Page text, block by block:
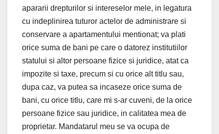
apararii drepturilor si intereselor mele, in legatura
cu indeplinirea tuturor actelor de administrare si
conservare a apartamentului mentionat; va plati
orice suma de bani pe care o datorez institutiilor
statului si altor persoane fizice si juridice, atat ca
impozite si taxe, precum si cu orice alt titlu sau,
dupa caz, va putea sa incaseze orice suma de
bani, cu orice titlu, care mi s-ar cuveni, de la orice
persoane fizice sau juridice, in calitatea mea de
proprietar. Mandatarul meu se va ocupa de